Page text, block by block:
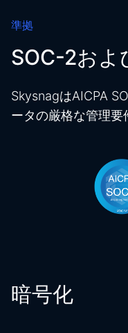
準拠
SOC-2およ
SkysnagはAICPA
ータの厳格な管理要
暗号化